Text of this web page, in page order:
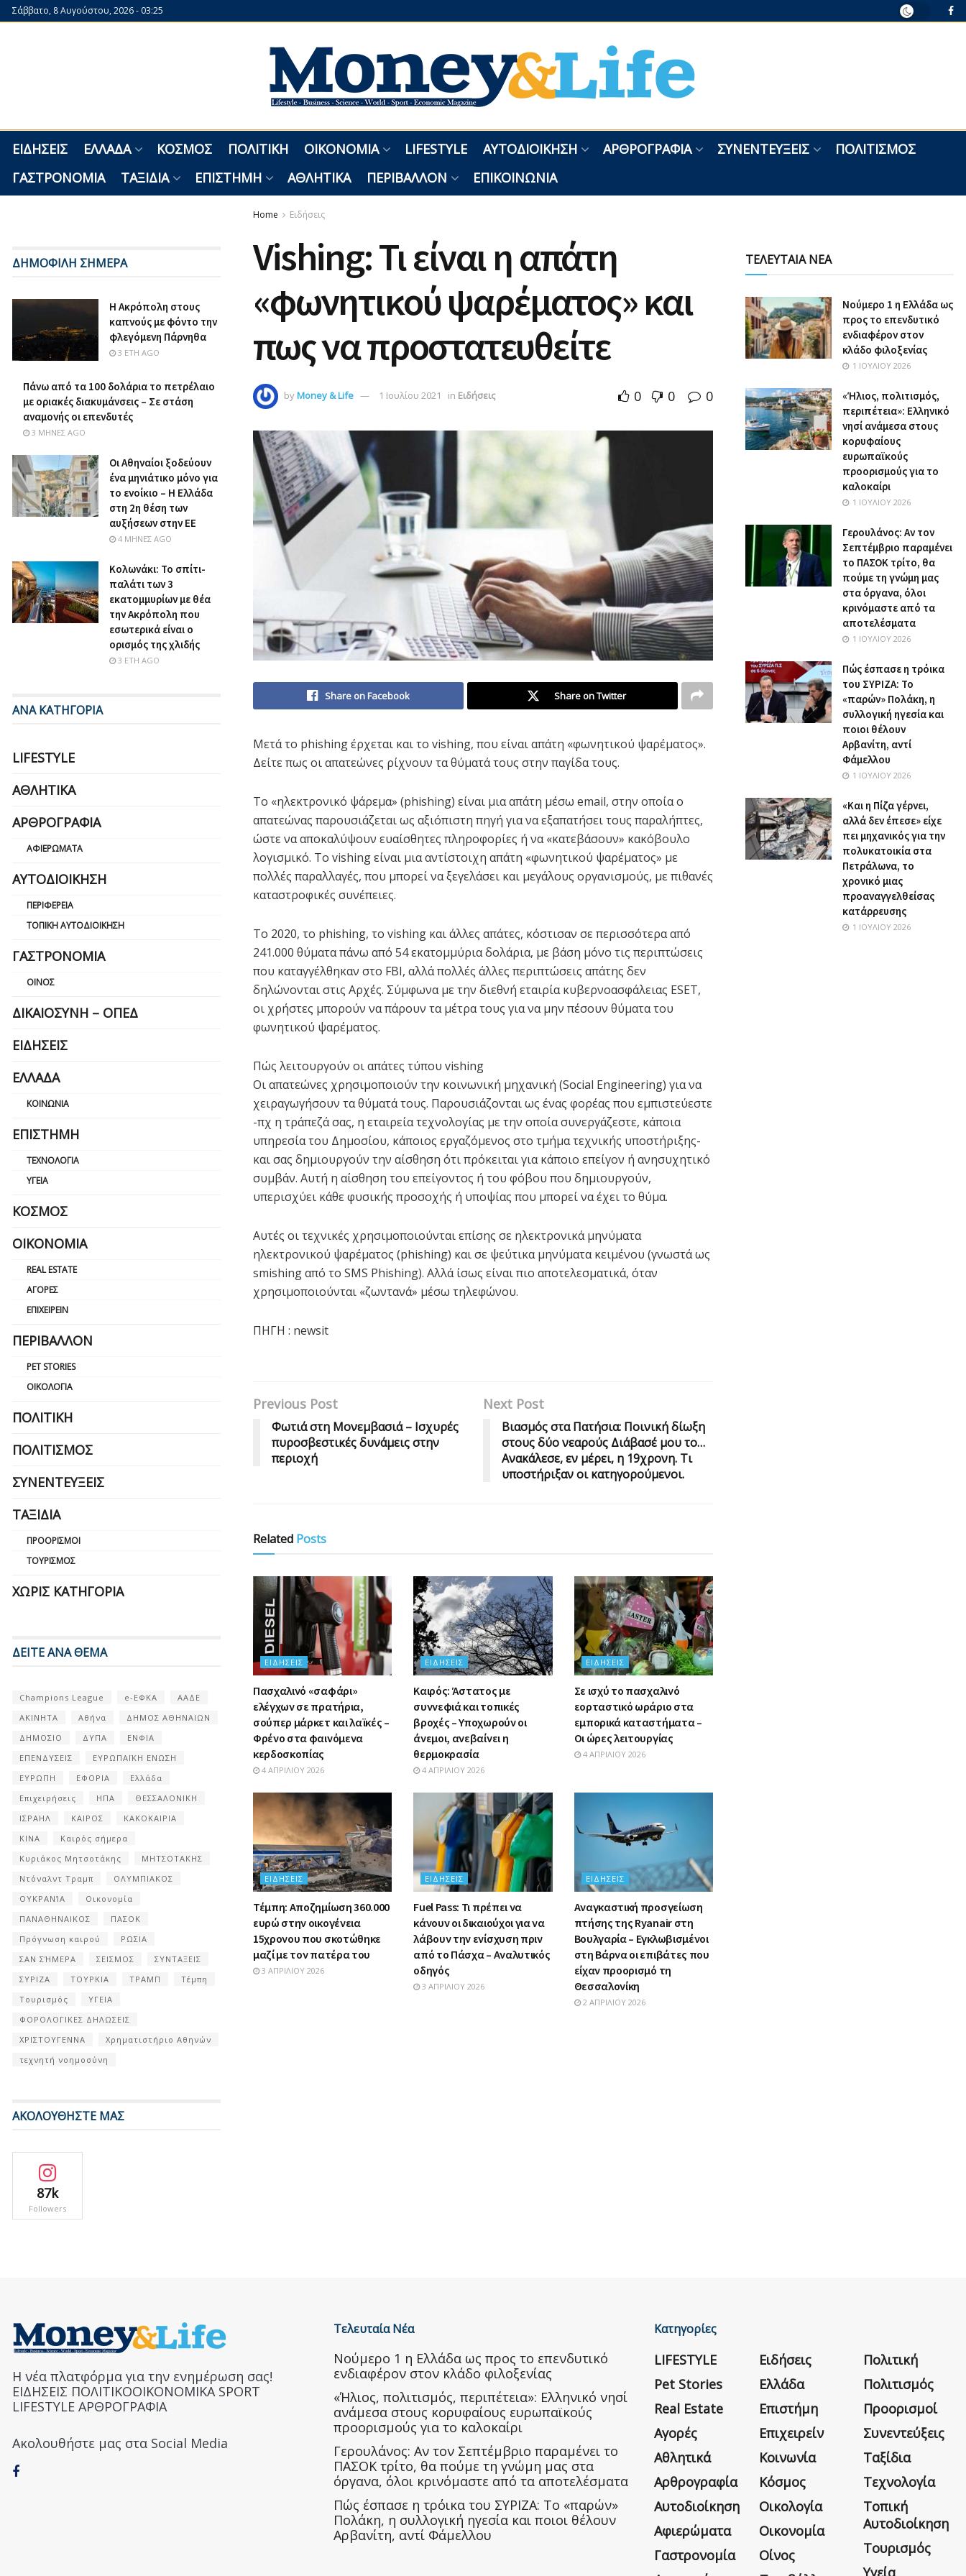
Σάββατο, 8 Αυγούστου, 2026 - 03:25
ΕΙΔΉΣΕΙΣ ΕΛΛΆΔΑ ΚΌΣΜΟΣ ΠΟΛΙΤΙΚΉ ΟΙΚΟΝΟΜΊΑ LIFESTYLE ΑΥΤΟΔΙΟΊΚΗΣΗ ΑΡΘΡΟΓΡΑΦΊΑ ΣΥΝΕΝΤΕΎΞΕΙΣ
ΠΟΛΙΤΙΣΜΌΣ
ΓΑΣΤΡΟΝΟΜΊΑ
ΤΑΞΊΔΙΑ ΕΠΙΣΤΉΜΗ ΑΘΛΗΤΙΚΆ ΠΕΡΙΒΆΛΛΟΝ ΕΠΙΚΟΙΝΩΝΊΑ
Home Ειδήσεις
Vishing: Τι είναι η απάτη
«φωνητικού ψαρέματος» και
πως να προστατευθείτε
byMoney & Life 1 Ιουλίου 2021 in Ειδήσεις 0 0 0
Share on Facebook Share on Twitter
Μετά το phishing έρχεται και το vishing, που είναι απάτη «φωνητικού ψαρέματος».
Δείτε πως οι απατεώνες ρίχνουν τα θύματά τους στην παγίδα τους.
Το «ηλεκτρονικό ψάρεμα» (phishing) είναι μια απάτη μέσω email, στην οποία ο
απατεώνας παρουσιάζεται ως αξιόπιστη πηγή για να εξαπατήσει τους παραλήπτες,
ώστε να αποκαλύψουν ευαίσθητες πληροφορίες ή να «κατεβάσουν» κακόβουλο
λογισμικό. Το vishing είναι μια αντίστοιχη απάτη «φωνητικού ψαρέματος» με
πολλές παραλλαγές, που μπορεί να ξεγελάσει και μεγάλους οργανισμούς, με πιθανές
καταστροφικές συνέπειες.
Το 2020, το phishing, το vishing και άλλες απάτες, κόστισαν σε περισσότερα από
241.000 θύματα πάνω από 54 εκατομμύρια δολάρια, με βάση μόνο τις περιπτώσεις
που καταγγέλθηκαν στο FBI, αλλά πολλές άλλες περιπτώσεις απάτης δεν
δηλώνονται στις Αρχές. Σύμφωνα με την διεθνή εταιρία κυβερνοασφάλειας ESET,
οι χρήστες μπορούν να πάρουν τα μέτρα τους για να μην πέσουν θύματα του
φωνητικού ψαρέματος.
Πώς λειτουργούν οι απάτες τύπου vishing
Οι απατεώνες χρησιμοποιούν την κοινωνική μηχανική (Social Engineering) για να
χειραγωγήσουν τα θύματά τους. Παρουσιάζονται ως ένας φορέας που εμπιστεύεστε
-πχ η τράπεζά σας, η εταιρεία τεχνολογίας με την οποία συνεργάζεστε, κάποια
υπηρεσία του Δημοσίου, κάποιος εργαζόμενος στο τμήμα τεχνικής υποστήριξης-
και σας δημιουργούν την αίσθηση ότι πρόκειται για κάποιο επείγον ή ανησυχητικό
συμβάν. Αυτή η αίσθηση του επείγοντος ή του φόβου που δημιουργούν,
υπερισχύει κάθε φυσικής προσοχής ή υποψίας που μπορεί να έχει το θύμα.
Αυτές οι τεχνικές χρησιμοποιούνται επίσης σε ηλεκτρονικά μηνύματα
ηλεκτρονικού ψαρέματος (phishing) και σε ψεύτικα μηνύματα κειμένου (γνωστά ως
smishing από το SMS Phishing). Αλλά ίσως είναι πιο αποτελεσματικά, όταν
χρησιμοποιούνται «ζωντανά» μέσω τηλεφώνου.
ΠΗΓΗ : newsit
Previous Post
Φωτιά στη Μονεμβασιά – Ισχυρές
πυροσβεστικές δυνάμεις στην
περιοχή
Next Post
Βιασμός στα Πατήσια: Ποινική δίωξη
στους δύο νεαρούς Διάβασέ μου το…
Ανακάλεσε, εν μέρει, η 19χρονη. Τι
υποστήριξαν οι κατηγορούμενοι.
Related Posts
ΕΙΔΉΣΕΙΣ
Πασχαλινό «σαφάρι»
ελέγχων σε πρατήρια,
σούπερ μάρκετ και λαϊκές –
Φρένο στα φαινόμενα
κερδοσκοπίας
4 ΑΠΡΙΛΊΟΥ 2026
ΕΙΔΉΣΕΙΣ
Καιρός: Άστατος με
συννεφιά και τοπικές
βροχές – Υποχωρούν οι
άνεμοι, ανεβαίνει η
θερμοκρασία
4 ΑΠΡΙΛΊΟΥ 2026
ΕΙΔΉΣΕΙΣ
Σε ισχύ το πασχαλινό
εορταστικό ωράριο στα
εμπορικά καταστήματα –
Οι ώρες λειτουργίας
4 ΑΠΡΙΛΊΟΥ 2026
ΕΙΔΉΣΕΙΣ
Τέμπη: Αποζημίωση 360.000
ευρώ στην οικογένεια
15χρονου που σκοτώθηκε
μαζί με τον πατέρα του
3 ΑΠΡΙΛΊΟΥ 2026
ΕΙΔΉΣΕΙΣ
Fuel Pass: Τι πρέπει να
κάνουν οι δικαιούχοι για να
λάβουν την ενίσχυση πριν
από το Πάσχα – Αναλυτικός
οδηγός
3 ΑΠΡΙΛΊΟΥ 2026
ΕΙΔΉΣΕΙΣ
Αναγκαστική προσγείωση
πτήσης της Ryanair στη
Βουλγαρία – Εγκλωβισμένοι
στη Βάρνα οι επιβάτες που
είχαν προορισμό τη
Θεσσαλονίκη
2 ΑΠΡΙΛΊΟΥ 2026
ΔΗΜΟΦΙΛΗ ΣΗΜΕΡΑ
Η Ακρόπολη στους
καπνούς με φόντο την
φλεγόμενη Πάρνηθα
3 ΈΤΗ AGO
Πάνω από τα 100 δολάρια το πετρέλαιο
με οριακές διακυμάνσεις – Σε στάση
αναμονής οι επενδυτές
3 ΜΉΝΕΣ AGO
Οι Αθηναίοι ξοδεύουν
ένα μηνιάτικο μόνο για
το ενοίκιο – Η Ελλάδα
στη 2η θέση των
αυξήσεων στην ΕΕ
4 ΜΉΝΕΣ AGO
Κολωνάκι: Το σπίτι-
παλάτι των 3
εκατομμυρίων με θέα
την Ακρόπολη που
εσωτερικά είναι ο
ορισμός της χλιδής
3 ΈΤΗ AGO
ΑΝΑ ΚΑΤΗΓΟΡΙΑ
LIFESTYLE
ΑΘΛΗΤΙΚΆ
ΑΡΘΡΟΓΡΑΦΊΑ
ΑΦΙΕΡΏΜΑΤΑ
ΑΥΤΟΔΙΟΊΚΗΣΗ
ΠΕΡΙΦΈΡΕΙΑ
ΤΟΠΙΚΉ ΑΥΤΟΔΙΟΊΚΗΣΗ
ΓΑΣΤΡΟΝΟΜΊΑ
ΟΊΝΟΣ
ΔΙΚΑΙΟΣΎΝΗ – ΟΠΕΔ
ΕΙΔΉΣΕΙΣ
ΕΛΛΆΔΑ
ΚΟΙΝΩΝΊΑ
ΕΠΙΣΤΉΜΗ
ΤΕΧΝΟΛΟΓΊΑ
ΥΓΕΊΑ
ΚΌΣΜΟΣ
ΟΙΚΟΝΟΜΊΑ
REAL ESTATE
ΑΓΟΡΈΣ
ΕΠΙΧΕΙΡΕΊΝ
ΠΕΡΙΒΆΛΛΟΝ
PET STORIES
ΟΙΚΟΛΟΓΊΑ
ΠΟΛΙΤΙΚΉ
ΠΟΛΙΤΙΣΜΌΣ
ΣΥΝΕΝΤΕΎΞΕΙΣ
ΤΑΞΊΔΙΑ
ΠΡΟΟΡΙΣΜΟΊ
ΤΟΥΡΙΣΜΌΣ
ΧΩΡΊΣ ΚΑΤΗΓΟΡΊΑ
ΔΕΙΤΕ ΑΝΑ ΘΕΜΑ
Champions League e-ΕΦΚΑ
ΑΑΔΕ
ΑΚΙΝΗΤΑ
Αθήνα
ΔΗΜΟΣ ΑΘΗΝΑΙΩΝ
ΔΗΜΟΣΙΟ
ΔΥΠΑ
ΕΝΦΙΑ
ΕΠΕΝΔΥΣΕΙΣ
ΕΥΡΩΠΑΪΚΗ ΕΝΩΣΗ
ΕΥΡΩΠΗ
ΕΦΟΡΙΑ
Ελλάδα
Επιχειρήσεις
ΗΠΑ
ΘΕΣΣΑΛΟΝΙΚΗ
ΙΣΡΑΗΛ
ΚΑΙΡΟΣ
ΚΑΚΟΚΑΙΡΙΑ
ΚΙΝΑ
Καιρός σήμερα
Κυριάκος Μητσοτάκης
ΜΗΤΣΟΤΑΚΗΣ
Ντόναλντ Τραμπ
ΟΛΥΜΠΙΑΚΟΣ
ΟΥΚΡΑΝΊΑ
Οικονομία
ΠΑΝΑΘΗΝΑΙΚΟΣ
ΠΑΣΟΚ
Πρόγνωση καιρού
ΡΩΣΙΑ
ΣΑΝ ΣΉΜΕΡΑ
ΣΕΙΣΜΟΣ
ΣΥΝΤΑΞΕΙΣ
ΣΥΡΙΖΑ
ΤΟΥΡΚΙΑ ΤΡΑΜΠ
Τέμπη
Τουρισμός
ΥΓΕΙΑ
ΦΟΡΟΛΟΓΙΚΕΣ ΔΗΛΩΣΕΙΣ
ΧΡΙΣΤΟΥΓΕΝΝΑ
Χρηματιστήριο Αθηνών
τεχνητή νοημοσύνη
ΑΚΟΛΟΥΘΗΣΤΕ ΜΑΣ
87k
Followers
ΤΕΛΕΥΤΑΙΑ ΝΕΑ
Nούμερο 1 η Ελλάδα ως
προς το επενδυτικό
ενδιαφέρον στον
κλάδο φιλοξενίας
1 ΙΟΥΛΊΟΥ 2026
«Ήλιος, πολιτισμός,
περιπέτεια»: Ελληνικό
νησί ανάμεσα στους
κορυφαίους
ευρωπαϊκούς
προορισμούς για το
καλοκαίρι
1 ΙΟΥΛΊΟΥ 2026
Γερουλάνος: Αν τον
Σεπτέμβριο παραμένει
το ΠΑΣΟΚ τρίτο, θα
πούμε τη γνώμη μας
στα όργανα, όλοι
κρινόμαστε από τα
αποτελέσματα
1 ΙΟΥΛΊΟΥ 2026
Πώς έσπασε η τρόικα
του ΣΥΡΙΖΑ: Το
«παρών» Πολάκη, η
συλλογική ηγεσία και
ποιοι θέλουν
Αρβανίτη, αντί
Φάμελλου
1 ΙΟΥΛΊΟΥ 2026
«Και η Πίζα γέρνει,
αλλά δεν έπεσε» είχε
πει μηχανικός για την
πολυκατοικία στα
Πετράλωνα, το
χρονικό μιας
προαναγγελθείσας
κατάρρευσης
1 ΙΟΥΛΊΟΥ 2026
Η νέα πλατφόρμα για την ενημέρωση σας!
ΕΙΔΗΣΕΙΣ ΠΟΛΙΤΙΚΟΟΙΚΟΝΟΜΙΚΑ SPORT
LIFESTYLE ΑΡΘΡΟΓΡΑΦΙΑ
Ακολουθήστε μας στα Social Media
Τελευταία Νέα
Nούμερο 1 η Ελλάδα ως προς το επενδυτικό
ενδιαφέρον στον κλάδο φιλοξενίας
«Ήλιος, πολιτισμός, περιπέτεια»: Ελληνικό νησί
ανάμεσα στους κορυφαίους ευρωπαϊκούς
προορισμούς για το καλοκαίρι
Γερουλάνος: Αν τον Σεπτέμβριο παραμένει το
ΠΑΣΟΚ τρίτο, θα πούμε τη γνώμη μας στα
όργανα, όλοι κρινόμαστε από τα αποτελέσματα
Πώς έσπασε η τρόικα του ΣΥΡΙΖΑ: Το «παρών»
Πολάκη, η συλλογική ηγεσία και ποιοι θέλουν
Αρβανίτη, αντί Φάμελλου
Κατηγορίες
LIFESTYLE
Pet Stories
Real Estate
Αγορές
Αθλητικά
Αρθρογραφία
Αυτοδιοίκηση
Αφιερώματα
Γαστρονομία
Ειδήσεις
Ελλάδα
Επιστήμη
Επιχειρείν
Κοινωνία
Κόσμος
Οικολογία
Οικονομία
Οίνος
Πολιτική
Πολιτισμός
Προορισμοί
Συνεντεύξεις
Ταξίδια
Τεχνολογία
Τοπική
Αυτοδιοίκηση
Τουρισμός
Υγεία